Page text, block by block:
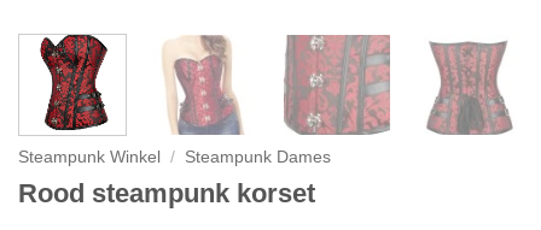
Steampunk Winkel / Steampunk Dames
Rood steampunk korset